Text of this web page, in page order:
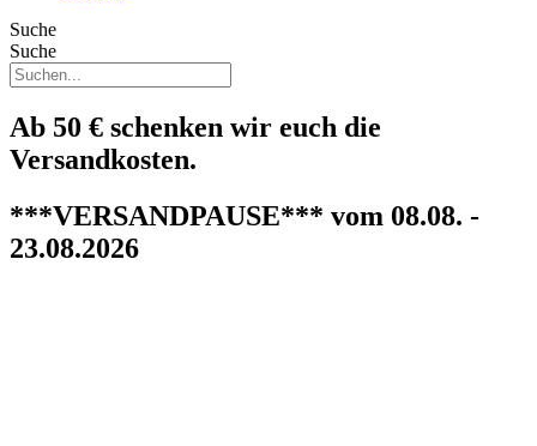
Suche
Suche
Ab 50 € schenken wir euch die
Versandkosten.
***VERSANDPAUSE*** vom 08.08. -
23.08.2026